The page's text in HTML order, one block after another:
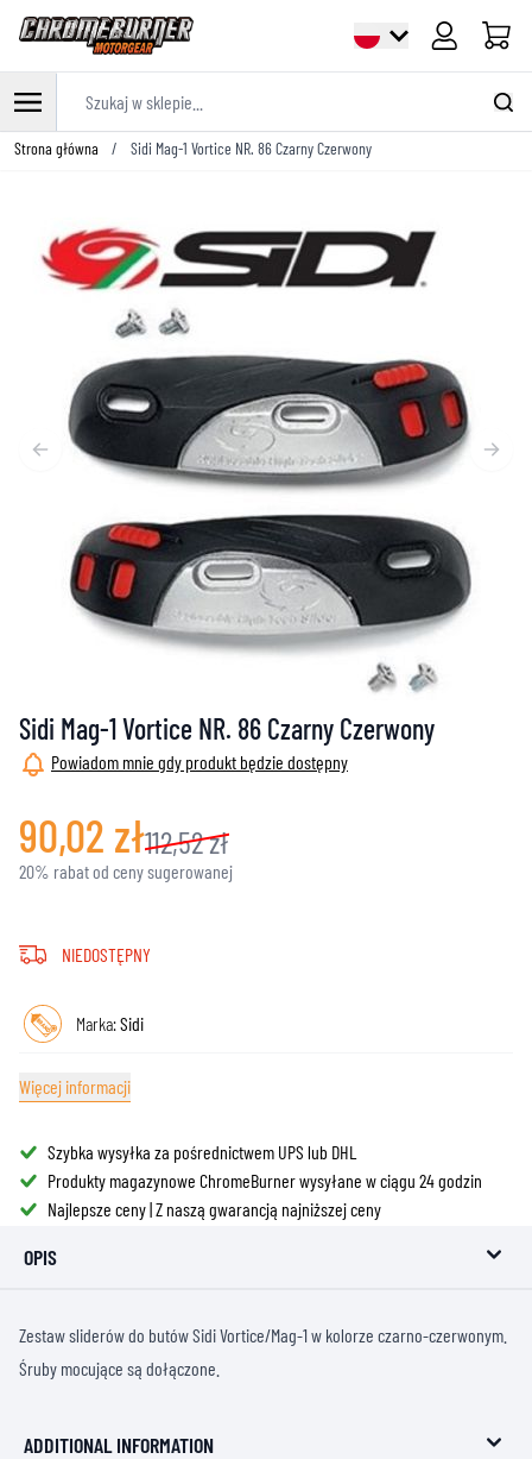
Cart
Przejdź do treści
Strona główna / Sidi Mag-1 Vortice NR. 86 Czarny Czerwony
Sidi Mag-1 Vortice NR. 86 Czarny Czerwony
Powiadom mnie gdy produkt będzie dostępny
90,02 zł112,52 zł
20% rabat od ceny sugerowanej
NIEDOSTĘPNY
Marka:Sidi
Więcej informacji
Szybka wysyłka za pośrednictwem UPS lub DHL
Produkty magazynowe ChromeBurner wysyłane w ciągu 24 godzin
Najlepsze ceny | Z naszą gwarancją najniższej ceny
OPIS
Zestaw sliderów do butów Sidi Vortice/Mag-1 w kolorze czarno-czerwonym.
Śruby mocujące są dołączone.
ADDITIONAL INFORMATION